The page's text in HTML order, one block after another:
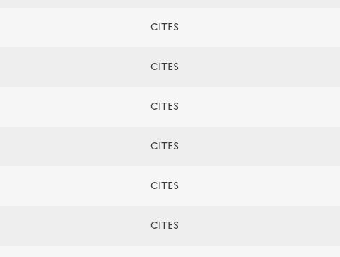
CITES
CITES
CITES
CITES
CITES
CITES